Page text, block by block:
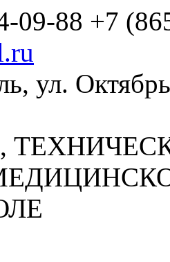
09-88 +7
, ул.